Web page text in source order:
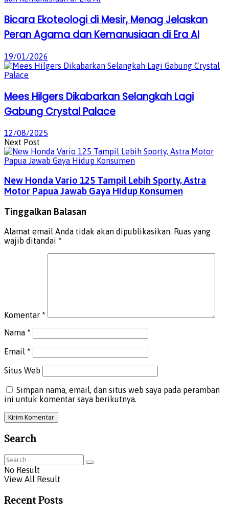
Bicara Ekoteologi di Mesir, Menag Jelaskan
Peran Agama dan Kemanusiaan di Era AI
19/01/2026
Mees Hilgers Dikabarkan Selangkah Lagi
Gabung Crystal Palace
12/08/2025
Next Post
New Honda Vario 125 Tampil Lebih Sporty, Astra
Motor Papua Jawab Gaya Hidup Konsumen
Tinggalkan Balasan
Alamat email Anda tidak akan dipublikasikan. Ruas yang
wajib ditandai *
Komentar *
Nama *
Email *
Situs Web
Simpan nama, email, dan situs web saya pada peramban
ini untuk komentar saya berikutnya.
Search
No Result
View All Result
Recent Posts